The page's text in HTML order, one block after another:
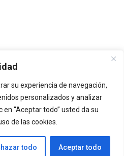
su experiencia de navegación,
personalizados y analizar
“Aceptar todo” usted da su
de las cookies.
todo Aceptar todo
de Cookies Portal de
¿Qué es Arkiplus?
conGeneratePress